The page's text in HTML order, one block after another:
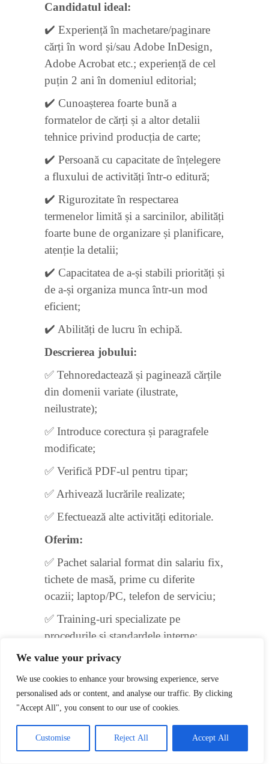
We value your privacy
We use cookies to enhance your browsing experience, serve
personalised ads or content, and analyse our traffic. By clicking
"Accept All", you consent to our use of cookies.
Customise Reject All Accept All
Candidatul ideal:
✔️ Experiență în machetare/paginare
cărți în word și/sau Adobe InDesign,
Adobe Acrobat etc.; experiență de cel
puțin 2 ani în domeniul editorial;
✔️ Cunoașterea foarte bună a
formatelor de cărți și a altor detalii
tehnice privind producția de carte;
✔️ Persoană cu capacitate de înțelegere
a fluxului de activități într-o editură;
✔️ Rigurozitate în respectarea
termenelor limită și a sarcinilor, abilități
foarte bune de organizare și planificare,
atenție la detalii;
✔️ Capacitatea de a-și stabili priorități și
de a-și organiza munca într-un mod
eficient;
✔️ Abilități de lucru în echipă.
Descrierea jobului:
✅ Tehnoredactează și paginează cărțile
din domenii variate (ilustrate,
neilustrate);
✅ Introduce corectura și paragrafele
modificate;
✅ Verifică PDF-ul pentru tipar;
✅ Arhivează lucrările realizate;
✅ Efectuează alte activități editoriale.
Oferim:
✅ Pachet salarial format din salariu fix,
tichete de masă, prime cu diferite
ocazii; laptop/PC, telefon de serviciu;
✅ Training-uri specializate pe
procedurile și standardele interne;
✅ Post disponibil remote.
Vă rugăm să transmiteți C.V.-ul
actualizat la adresa de e-mail
recrutare@universuljuridic.ro
menționând postul pentru care aplicați
(Tehnoredactor).